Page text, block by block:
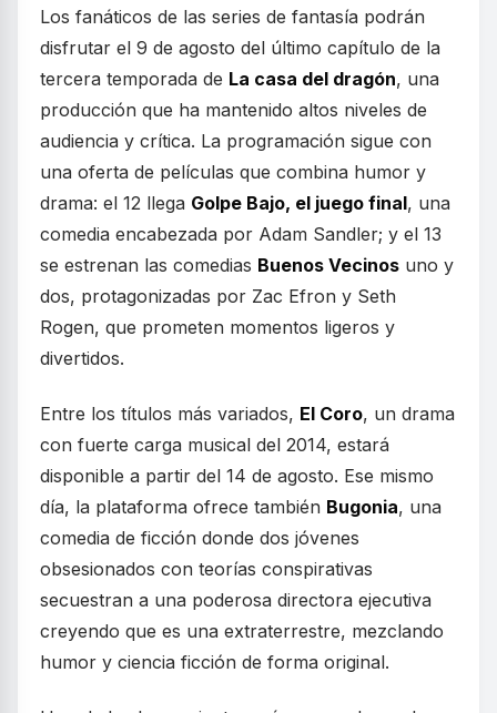
Los fanáticos de las series de fantasía podrán
disfrutar el 9 de agosto del último capítulo de la
tercera temporada de La casa del dragón, una
producción que ha mantenido altos niveles de
audiencia y crítica. La programación sigue con
una oferta de películas que combina humor y
drama: el 12 llega Golpe Bajo, el juego final, una
comedia encabezada por Adam Sandler; y el 13
se estrenan las comedias Buenos Vecinos uno y
dos, protagonizadas por Zac Efron y Seth
Rogen, que prometen momentos ligeros y
divertidos.
Entre los títulos más variados, El Coro, un drama
con fuerte carga musical del 2014, estará
disponible a partir del 14 de agosto. Ese mismo
día, la plataforma ofrece también Bugonia, una
comedia de ficción donde dos jóvenes
obsesionados con teorías conspirativas
secuestran a una poderosa directora ejecutiva
creyendo que es una extraterrestre, mezclando
humor y ciencia ficción de forma original.